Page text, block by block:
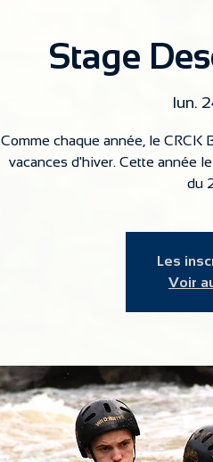
Stage
lun.
Comme chaque année, le CRCK
vacances d'hiver. Cette année
du
Les
Voir